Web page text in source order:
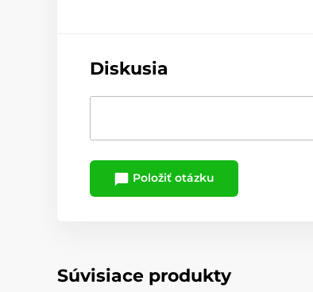
Diskusia
Položiť otázku
Súvisiace produkty